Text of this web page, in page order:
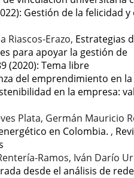
Gestión de la felicidad y
Riascos-Erazo, Estrategias
para apoyar la gestión de
(2020): Tema libre
del emprendimiento en la
en la empresa:
Plata, Germán Mauricio
en Colombia. ,
Ramos, Iván Darío
desde el análisis de